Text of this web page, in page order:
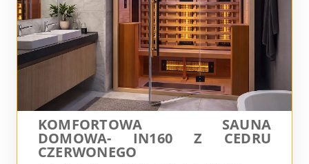
KOMFORTOWA SAUNA
DOMOWA- IN160 Z CEDRU
CZERWONEGO